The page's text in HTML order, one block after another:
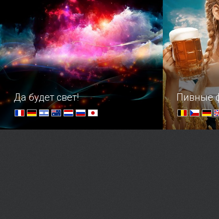
любимых
Да будет свет! Пивные